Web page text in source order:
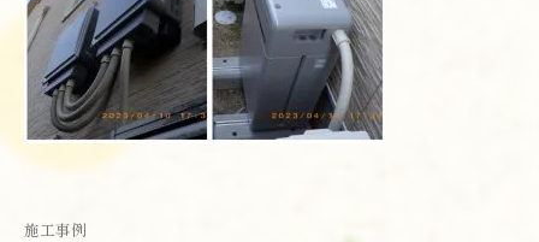
施工事例